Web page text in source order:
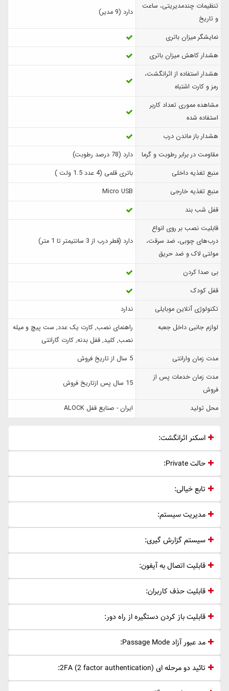
تنظیمات چندمدیریتی، ساعت
و تاریخ
دارد (9 مدیر)
نمایشگر میزان باتری
هشدار کاهش میزان باتری
هشدار استفاده از اثرانگشت،
رمز و کارت اشتباه
مشاهده مموری تعداد کاربر
استفاده شده
هشدار باز ماندن درب
مقاومت در برابر رطوبت و گرما
دارد (78 درصد رطوبت)
منبع تغذیه داخلی
باتری قلمی (4 عدد 1.5 ولت )
منبع تغذیه خارجی
Micro USB
قفل شب بند
قابلیت نصب بر روی انواع
درب‌های چوبی، ضد سرقت،
مولتی لاک و ضد حریق
دارد (قطر درب از 3 سانتیمتر تا 1 متر)
بی صدا کردن
قفل کودک
تکنولوژی آنلاین موبایلی
ندارد
لوازم جانبی داخل جعبه
راهنمای نصب, کارت یک عدد, ست پیچ و میله
نصب, کلید, قفل بدنه, کارت گارانتی
مدت زمان وارانتی
5 سال از تاریخ فروش
مدت زمان خدمات پس از
فروش
15 سال پس ازتاریخ فروش
محل تولید ایران - صنایع قفل ALOCK
اسکنر اثرانگشت:
حالت Private:
تابع خیالی:
مدیریت سیستم:
سیستم گزارش گیری:
قابلیت اتصال به آیفون:
قابلیت حذف کاربران:
قابلیت باز کردن دستگیره از راه دور:
مد عبور آزاد Passage Mode:
تائید دو مرحله ای 2FA (2 factor authentication):